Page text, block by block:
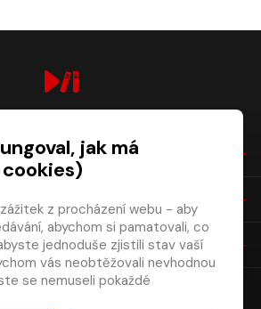
jak má
z procházení webu - aby
abychom si pamatovali, co
jednoduše zjistili stav vaší
vás neobtěžovali nevhodnou
se nemuseli pokaždé